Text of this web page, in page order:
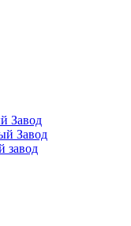
Завод
Завод
завод